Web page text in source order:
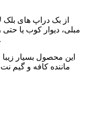
از بک دراپ های بلک
مبلی، دیوار کوب یا
تاریکی مقابل نورهای بلک لایت لذت ببرید.
این محصول بسیار
ماننده کافه و گیم